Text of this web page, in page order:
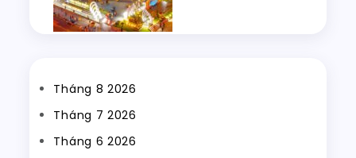
Tháng 8 2026
Tháng 7 2026
Tháng 6 2026